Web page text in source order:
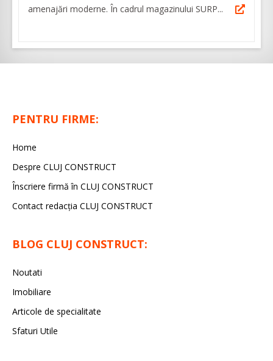
amenajări moderne. În cadrul magazinului SURP...
PENTRU FIRME:
Home
Despre CLUJ CONSTRUCT
Înscriere firmă în CLUJ CONSTRUCT
Contact redacția CLUJ CONSTRUCT
BLOG CLUJ CONSTRUCT:
Noutati
Imobiliare
Articole de specialitate
Sfaturi Utile